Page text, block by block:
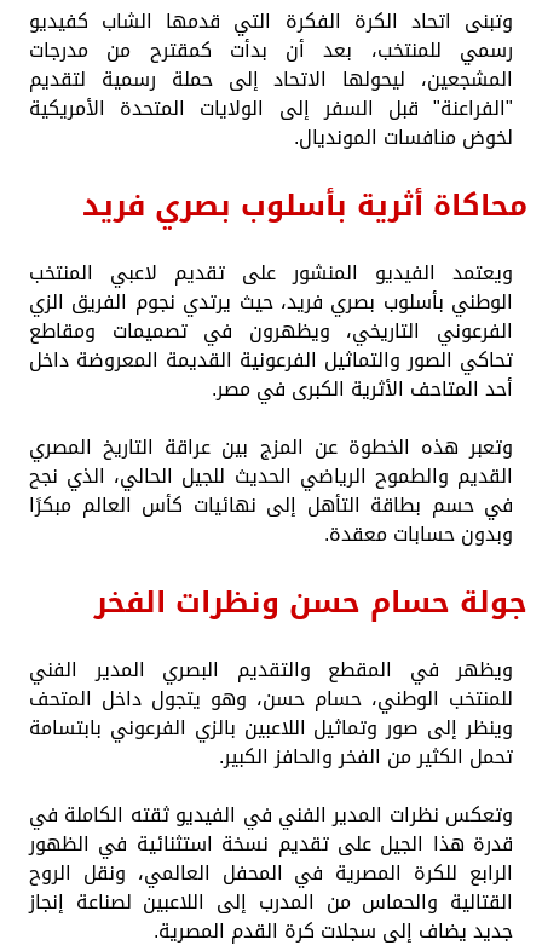
وتبنى اتحاد الكرة الفكرة التي قدمها الشاب كفيديو
رسمي للمنتخب، بعد أن بدأت كمقترح من مدرجات
المشجعين، ليحولها الاتحاد إلى حملة رسمية لتقديم
"الفراعنة" قبل السفر إلى الولايات المتحدة الأمريكية
لخوض منافسات المونديال.
محاكاة أثرية بأسلوب بصري فريد
ويعتمد الفيديو المنشور على تقديم لاعبي المنتخب
الوطني بأسلوب بصري فريد، حيث يرتدي نجوم الفريق الزي
الفرعوني التاريخي، ويظهرون في تصميمات ومقاطع
تحاكي الصور والتماثيل الفرعونية القديمة المعروضة داخل
أحد المتاحف الأثرية الكبرى في مصر.
وتعبر هذه الخطوة عن المزج بين عراقة التاريخ المصري
القديم والطموح الرياضي الحديث للجيل الحالي، الذي نجح
في حسم بطاقة التأهل إلى نهائيات كأس العالم مبكرًا
وبدون حسابات معقدة.
جولة حسام حسن ونظرات الفخر
ويظهر في المقطع والتقديم البصري المدير الفني
للمنتخب الوطني، حسام حسن، وهو يتجول داخل المتحف
وينظر إلى صور وتماثيل اللاعبين بالزي الفرعوني بابتسامة
تحمل الكثير من الفخر والحافز الكبير.
وتعكس نظرات المدير الفني في الفيديو ثقته الكاملة في
قدرة هذا الجيل على تقديم نسخة استثنائية في الظهور
الرابع للكرة المصرية في المحفل العالمي، ونقل الروح
القتالية والحماس من المدرب إلى اللاعبين لصناعة إنجاز
جديد يضاف إلى سجلات كرة القدم المصرية.